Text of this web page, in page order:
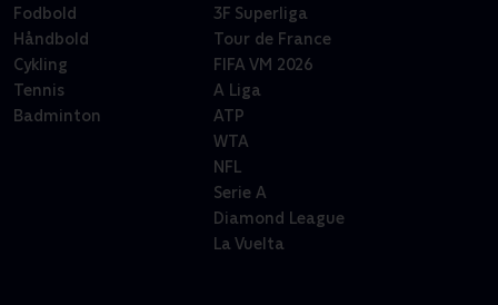
Fodbold
Håndbold
Cykling
Tennis
Badminton
3F Superliga
Tour de France
FIFA VM 2026
A Liga
ATP
WTA
NFL
Serie A
Diamond League
La Vuelta